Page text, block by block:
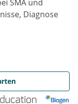
SMA und
Diagnose